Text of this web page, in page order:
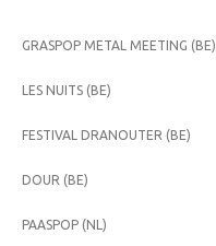
GRASPOP METAL MEETING (BE)
LES NUITS (BE)
FESTIVAL DRANOUTER (BE)
DOUR (BE)
PAASPOP (NL)